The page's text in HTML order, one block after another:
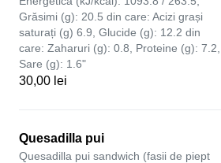
Grăsimi (g): 20.5 din care: Acizi grași
saturați (g) 6.9, Glucide (g): 12.2 din
care: Zaharuri (g): 0.8, Proteine (g): 7.2,
Sare (g): 1.6"
30,00 lei
Quesadilla pui
Quesadilla pui sandwich (fasii de piept